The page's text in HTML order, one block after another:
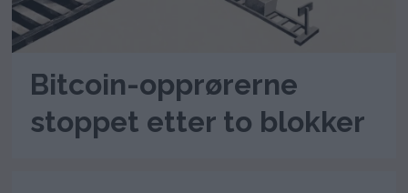
Bitcoin-opprørerne
stoppet etter to blokker